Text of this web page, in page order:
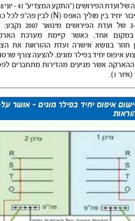
הפירושים “)התקע המצדיע ”41- יוני
)
N
(
”
הפירושים מינואר 2007 נקבע :“
במקוםרק איפוס
קיימת מערכת הארקה
בנושא חוזר דיון בעקבות
אישרה ועדת ההוראות
.
ההארקה מגיעים אשר מהדירות מתחברים לפס
.(1
איפוס יחיד בפילר מונים - אושר